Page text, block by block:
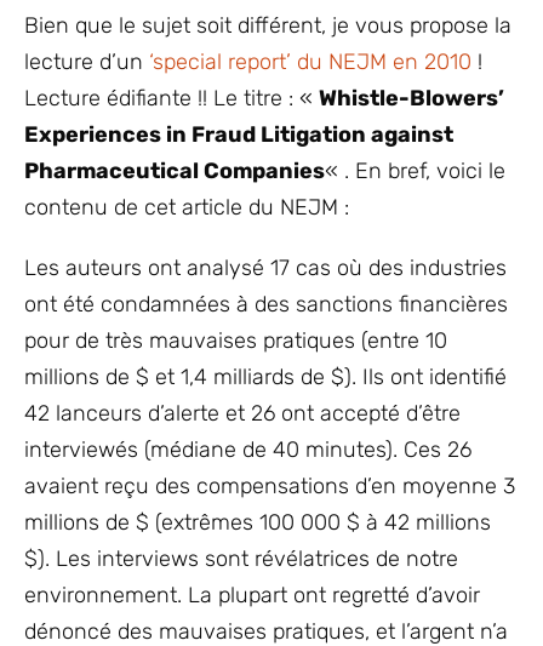
Bien que le sujet soit différent, je vous propose la
lecture d’un ‘special report’ du NEJM en 2010 !
Lecture édifiante !! Le titre : « Whistle-Blowers’
Experiences in Fraud Litigation against
Pharmaceutical Companies« . En bref, voici le
contenu de cet article du NEJM :
Les auteurs ont analysé 17 cas où des industries
ont été condamnées à des sanctions financières
pour de très mauvaises pratiques (entre 10
millions de $ et 1,4 milliards de $). Ils ont identifié
42 lanceurs d’alerte et 26 ont accepté d’être
interviewés (médiane de 40 minutes). Ces 26
avaient reçu des compensations d’en moyenne 3
millions de $ (extrêmes 100 000 $ à 42 millions
$). Les interviews sont révélatrices de notre
environnement. La plupart ont regretté d’avoir
dénoncé des mauvaises pratiques, et l’argent n’a